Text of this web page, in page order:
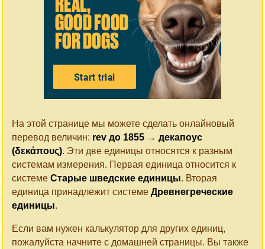
На этой странице мы можете сделать онлайновый
перевод величин: rev до 1855 → декапоус
(δεκάπους). Эти две единицы относятся к разным
системам измерения. Первая единица относится к
системе Старые шведские единицы. Вторая
единица принадлежит системе Древнегреческие
единицы.
Если вам нужен калькулятор для других единиц,
пожалуйста начните с домашней страницы. Вы также